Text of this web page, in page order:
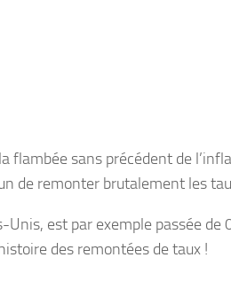
flambée sans précédent de
de remonter brutalement les
Unis, est par exemple passée de
des remontées de taux !